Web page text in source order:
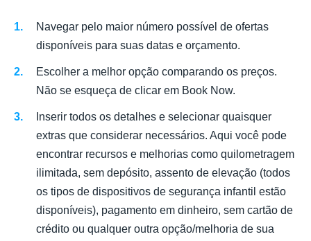
Navegar pelo maior número possível de ofertas
disponíveis para suas datas e orçamento.
Escolher a melhor opção comparando os preços.
Não se esqueça de clicar em Book Now.
Inserir todos os detalhes e selecionar quaisquer
extras que considerar necessários. Aqui você pode
encontrar recursos e melhorias como quilometragem
ilimitada, sem depósito, assento de elevação (todos
os tipos de dispositivos de segurança infantil estão
disponíveis), pagamento em dinheiro, sem cartão de
crédito ou qualquer outra opção/melhoria de sua